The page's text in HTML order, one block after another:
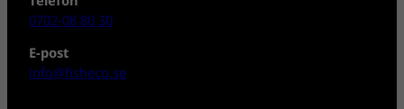
0702-08 80 30
E-post
info@fisheco.se